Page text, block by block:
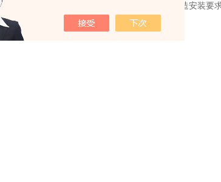
热面约需1.5～3kW。此外，其处理量很小且制造安装要求
系列结构方式